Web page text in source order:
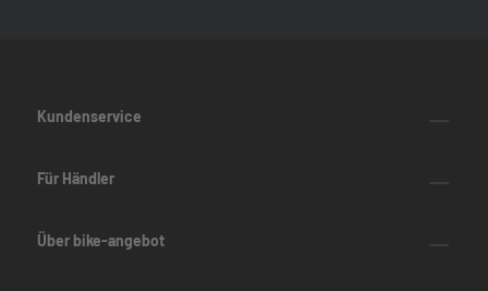
Kundenservice
Für Händler
Über bike-angebot